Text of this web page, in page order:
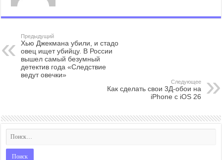
Предыдущий
Хью Джекмана убили, и стадо
овец ищет убийцу. В России
вышел самый безумный
детектив года «Следствие
ведут овечки»
Следующее
Как сделать свои 3Д-обои на
iPhone с iOS 26